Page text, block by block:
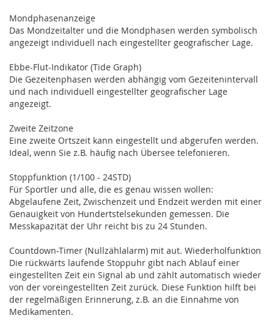
Mondphasenanzeige
Das Mondzeitalter und die Mondphasen werden symbolisch
angezeigt individuell nach eingestellter geografischer Lage.
Ebbe-Flut-Indikator (Tide Graph)
Die Gezeitenphasen werden abhängig vom Gezeitenintervall
und nach individuell eingestellter geografischer Lage
angezeigt.
Zweite Zeitzone
Eine zweite Ortszeit kann eingestellt und abgerufen werden.
Ideal, wenn Sie z.B. häufig nach Übersee telefonieren.
Stoppfunktion (1/100 - 24STD)
Für Sportler und alle, die es genau wissen wollen:
Abgelaufene Zeit, Zwischenzeit und Endzeit werden mit einer
Genauigkeit von Hundertstelsekunden gemessen. Die
Messkapazität der Uhr reicht bis zu 24 Stunden.
Countdown-Timer (Nullzählalarm) mit aut. Wiederholfunktion
Die rückwärts laufende Stoppuhr gibt nach Ablauf einer
eingestellten Zeit ein Signal ab und zählt automatisch wieder
von der voreingestellten Zeit zurück. Diese Funktion hilft bei
der regelmäßigen Erinnerung, z.B. an die Einnahme von
Medikamenten.